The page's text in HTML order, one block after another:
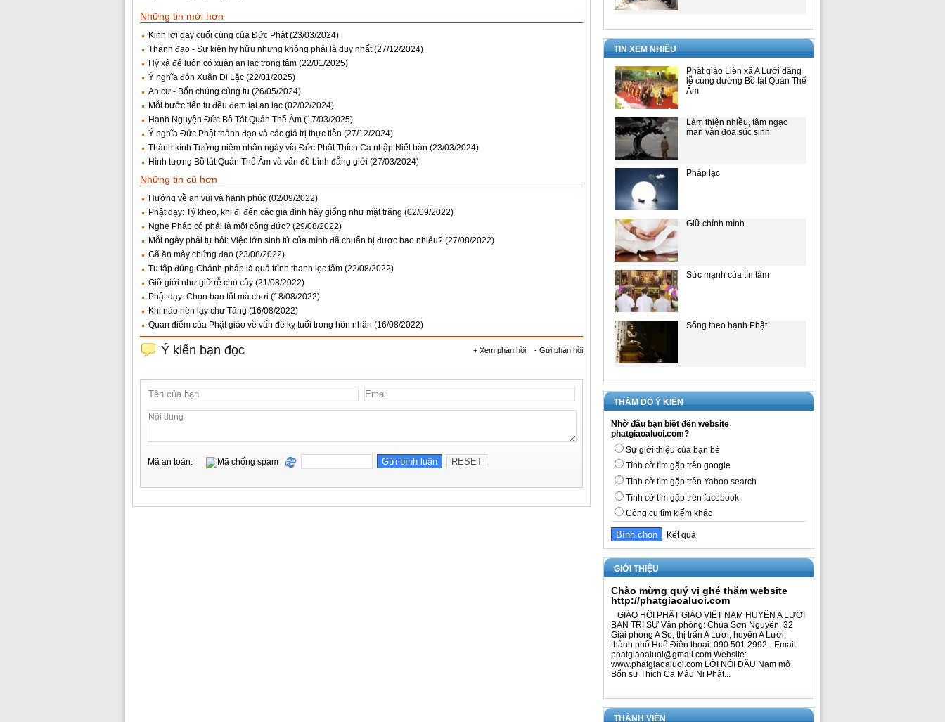
Những tin mới hơn
Kinh lời dạy cuối cùng của Đức Phật (23/03/2024)
Thành đạo - Sự kiện hy hữu nhưng không phải là duy nhất (27/12/2024)
Hỷ xả để luôn có xuân an lạc trong tâm (22/01/2025)
Ý nghĩa đón Xuân Di Lặc (22/01/2025)
An cư - Bốn chúng cùng tu (26/05/2024)
Mỗi bước tiến tu đều đem lại an lạc (02/02/2024)
Hạnh Nguyện Đức Bồ Tát Quán Thế Âm (17/03/2025)
Ý nghĩa Đức Phật thành đạo và các giá trị thực tiễn (27/12/2024)
Thành kính Tưởng niệm nhân ngày vía Đức Phật Thích Ca nhập Niết bàn (23/03/2024)
Hình tượng Bồ tát Quán Thế Âm và vấn đề bình đẳng giới (27/03/2024)
Những tin cũ hơn
Hướng về an vui và hạnh phúc (02/09/2022)
Phật dạy: Tỷ kheo, khi đi đến các gia đình hãy giống như mặt trăng (02/09/2022)
Nghe Pháp có phải là một công đức? (29/08/2022)
Mỗi ngày phải tự hỏi: Việc lớn sinh tử của mình đã chuẩn bị được bao nhiêu? (27/08/2022)
Gã ăn mày chứng đạo (23/08/2022)
Tu tập đúng Chánh pháp là quá trình thanh lọc tâm (22/08/2022)
Giữ giới như giữ rễ cho cây (21/08/2022)
Phật dạy: Chọn bạn tốt mà chơi (18/08/2022)
Khi nào nên lạy chư Tăng (16/08/2022)
Quan điểm của Phật giáo về vấn đề kỵ tuổi trong hôn nhân (16/08/2022)
+ Xem phản hồi - Gửi phản hồi
Ý kiến bạn đọc
Mã an toàn:
TIN XEM NHIỀU
Phật giáo Liên xã A Lưới dâng
lễ cúng dường Bồ tát Quán Thế
Âm
Làm thiện nhiều, tâm ngạo
mạn vẫn đọa súc sinh
Pháp lạc
Giữ chính mình
Sức mạnh của tín tâm
Sống theo hạnh Phật
THĂM DÒ Ý KIẾN
Nhờ đâu bạn biết đến website
phatgiaoaluoi.com?
Sự giới thiệu của bạn bè
Tình cờ tìm gặp trên google
Tình cờ tìm gặp trên Yahoo search
Tình cờ tìm gặp trên facebook
Công cụ tìm kiếm khác
Kết quả
GIỚI THIỆU
Chào mừng quý vị ghé thăm website
http://phatgiaoaluoi.com
GIÁO HỘI PHẬT GIÁO VIỆT NAM HUYỆN A LƯỚI
BAN TRỊ SỰ Văn phòng: Chùa Sơn Nguyên, 32
Giải phóng A So, thị trấn A Lưới, huyện A Lưới,
thành phố Huế Điện thoại: 090 501 2992 - Email:
phatgiaoaluoi@gmail.com Website:
www.phatgiaoaluoi.com LỜI NÓI ĐẦU Nam mô
Bổn sư Thích Ca Mâu Ni Phật...
THÀNH VIÊN